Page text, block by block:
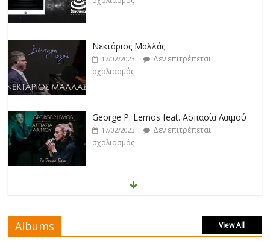
Νεκτάριος Μαλλάς
17/02/2023
Δεν επιτρέπεται
σχολιασμός
George P. Lemos feat. Ασπασία Λαιμού
17/02/2023
Δεν επιτρέπεται
σχολιασμός
Μάριος Δαρβίρας
Albums View All